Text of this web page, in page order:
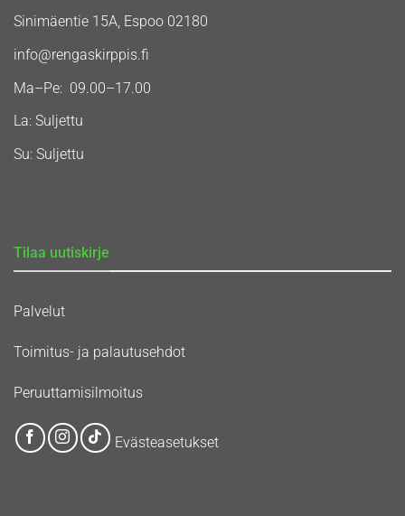
Sinimäentie 15A, Espoo 02180
info@rengaskirppis.fi
Ma–Pe: 09.00–17.00
La: Suljettu
Su: Suljettu
Tilaa uutiskirje
Palvelut
Toimitus- ja palautusehdot
Peruuttamisilmoitus
Evästeasetukset